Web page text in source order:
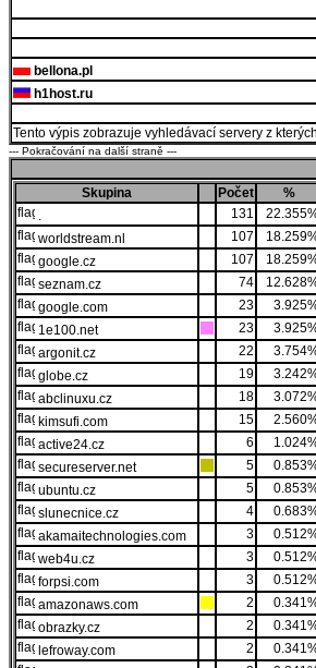
bellona.pl
h1host.ru
Tento výpis zobrazuje vyhledávací servery z
--- Pokračování na další straně ---
Skupina
Počet
%
.
131
worldstream.nl
107
google.cz
107
seznam.cz
74
google.com
23
1e100.net
23
argonit.cz
22
globe.cz
19
abclinuxu.cz
18
kimsufi.com
15
active24.cz
6
secureserver.net
5
ubuntu.cz
5
slunecnice.cz
4
akamaitechnologies.com
3
web4u.cz
3
forpsi.com
3
amazonaws.com
2
obrazky.cz
2
lefroway.com
2